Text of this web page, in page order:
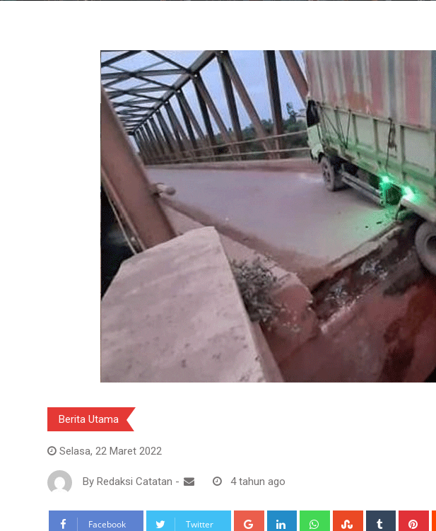
Berita Utama
Selasa, 22 Maret 2022
By Redaksi Catatan - 4 tahun ago
Facebook Twitter Google+ LinkedIn WhatsappStumbleUpon
Tumblr